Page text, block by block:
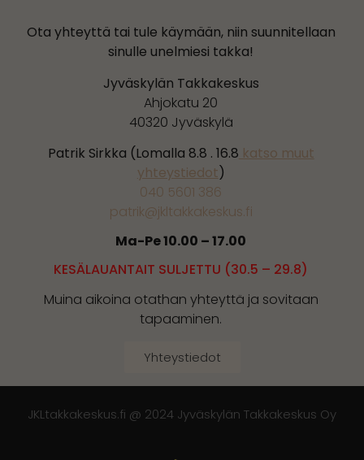
Ota yhteyttä tai tule käymään, niin suunnitellaan
sinulle unelmiesi takka!
Jyväskylän Takkakeskus
Ahjokatu 20
40320 Jyväskylä
Patrik Sirkka (Lomalla 8.8 . 16.8 katso muut
yhteystiedot)
040 5601 386
patrik@jkltakkakeskus.fi
Ma-Pe 10.00 – 17.00
KESÄLAUANTAIT SULJETTU (30.5 – 29.8)
Muina aikoina otathan yhteyttä ja sovitaan
tapaaminen.
Yhteystiedot
JKLtakkakeskus.fi @ 2024 Jyväskylän Takkakeskus Oy